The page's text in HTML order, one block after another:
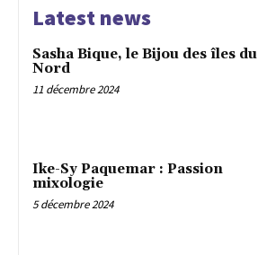
Latest news
Sasha Bique, le Bijou des îles du
Nord
11 décembre 2024
Ike-Sy Paquemar : Passion
mixologie
5 décembre 2024